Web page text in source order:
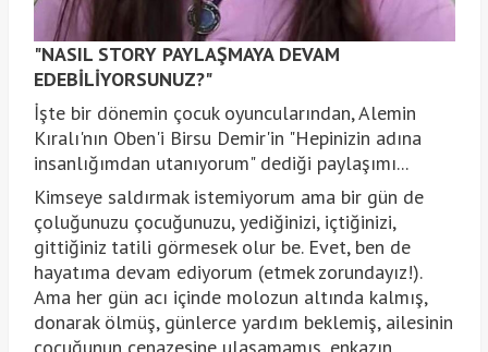
"NASIL STORY PAYLAŞMAYA DEVAM
EDEBİLİYORSUNUZ?"
İşte bir dönemin çocuk oyuncularından, Alemin
Kıralı'nın Oben'i Birsu Demir'in "Hepinizin adına
insanlığımdan utanıyorum" dediği paylaşımı...
Kimseye saldırmak istemiyorum ama bir gün de
çoluğunuzu çocuğunuzu, yediğinizi, içtiğinizi,
gittiğiniz tatili görmesek olur be. Evet, ben de
hayatıma devam ediyorum (etmek zorundayız!).
Ama her gün acı içinde molozun altında kalmış,
donarak ölmüş, günlerce yardım beklemiş, ailesinin
çocuğunun cenazesine ulaşamamış, enkazın